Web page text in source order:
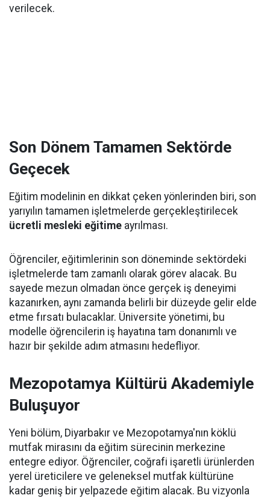
verilecek.
Son Dönem Tamamen Sektörde
Geçecek
Eğitim modelinin en dikkat çeken yönlerinden biri, son
yarıyılın tamamen işletmelerde gerçekleştirilecek
ücretli mesleki eğitime ayrılması.
Öğrenciler, eğitimlerinin son döneminde sektördeki
işletmelerde tam zamanlı olarak görev alacak. Bu
sayede mezun olmadan önce gerçek iş deneyimi
kazanırken, aynı zamanda belirli bir düzeyde gelir elde
etme fırsatı bulacaklar. Üniversite yönetimi, bu
modelle öğrencilerin iş hayatına tam donanımlı ve
hazır bir şekilde adım atmasını hedefliyor.
Mezopotamya Kültürü Akademiyle
Buluşuyor
Yeni bölüm, Diyarbakır ve Mezopotamya'nın köklü
mutfak mirasını da eğitim sürecinin merkezine
entegre ediyor. Öğrenciler, coğrafi işaretli ürünlerden
yerel üreticilere ve geleneksel mutfak kültürüne
kadar geniş bir yelpazede eğitim alacak. Bu vizyonla